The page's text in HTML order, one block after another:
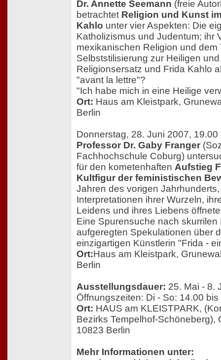
Dr. Annette Seemann (freie
betrachtet Religion und Kunst
Kahlo unter vier Aspekten: Die
Katholizismus und Judentum; ihr
mexikanischen Religion und dem
Selbststilisierung zur Heiligen
Religionsersatz und Frida Kahlo
"avant la lettre"?
"Ich habe mich in eine Heilige
Ort: Haus am Kleistpark,
Berlin
Donnerstag, 28. Juni 2007, 19.00
Professor Dr. Gaby Franger
Fachhochschule Coburg)
für den kometenhaften Aufstieg
Kultfigur der feministischen
Jahren des vorigen
Interpretationen ihrer Wurzeln,
Leidens und ihres Liebens
Eine Spurensuche nach skurrilen
aufgeregten Spekulationen über
einzigartigen Künstlerin "Frida -
Ort:Haus am Kleistpark,
Berlin
Ausstellungsdauer: 25. Mai - 8.
Öffnungszeiten: Di - So: 14.00
Ort: HAUS am KLEISTPARK,
Bezirks Tempelhof-Schöneberg),
10823 Berlin
Mehr Informationen unter: